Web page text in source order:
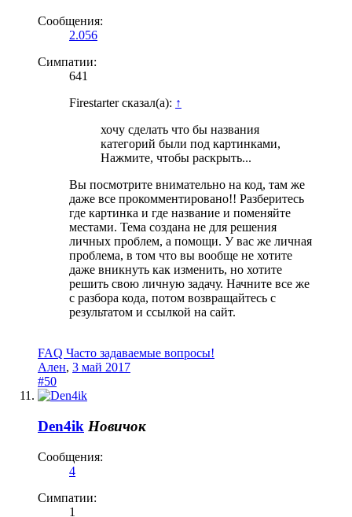
Сообщения:
2.056
Симпатии:
641
Firestarter сказал(а): ↑
хочу сделать что бы названия
категорий были под картинками,
Нажмите, чтобы раскрыть...
Вы посмотрите внимательно на код, там же
даже все прокомментировано!! Разберитесь
где картинка и где название и поменяйте
местами. Тема создана не для решения
личных проблем, а помощи. У вас же личная
проблема, в том что вы вообще не хотите
даже вникнуть как изменить, но хотите
решить свою личную задачу. Начните все же
с разбора кода, потом возвращайтесь с
результатом и ссылкой на сайт.
FAQ Часто задаваемые вопросы!
Ален, 3 май 2017
#50
Den4ik Новичок
Сообщения:
4
Симпатии:
1